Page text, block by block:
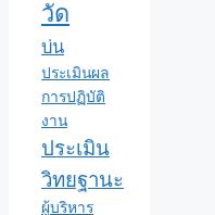
วัด
บ่น
ประเมินผล
การปฏิบัติ
งาน
ประเมิน
วิทยฐานะ
ผู้บริหาร